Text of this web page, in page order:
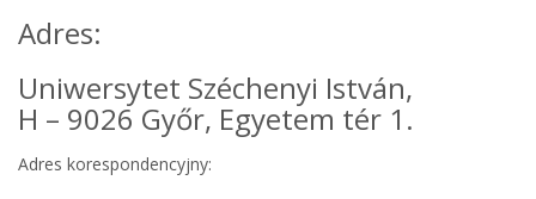
Adres:
Uniwersytet Széchenyi István,
H – 9026 Győr, Egyetem tér 1.
Adres korespondencyjny: